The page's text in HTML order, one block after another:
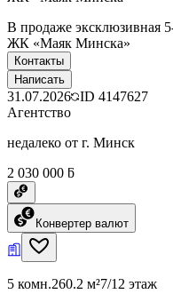
В продаже эксклюзивная
ЖК «Маяк Минска»
Контакты
Написать
31.07.2026 ID 4147627
Агентство
недалеко от г. Минск
2 030 000 ƃ
Конвертер валют
5 комн.260.2 м²7/12 этаж